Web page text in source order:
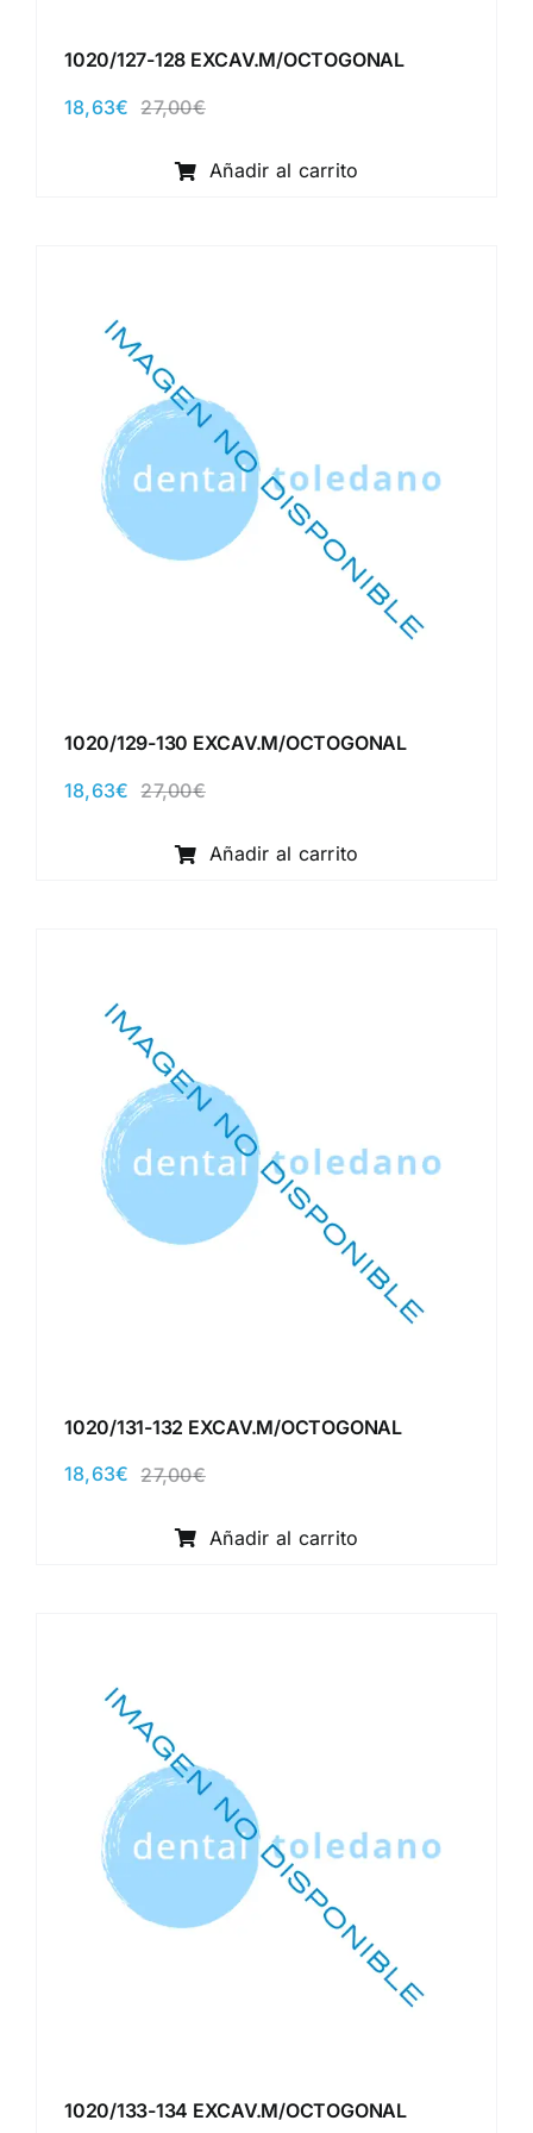
1020/127-128 EXCAV.M/OCTOGONAL
27,00€El
original
era:
18,63€
El
actual
es:
Añadir al carrito
1020/129-130 EXCAV.M/OCTOGONAL
27,00€El
original
era:
18,63€
El
actual
es:
Añadir al carrito
1020/131-132 EXCAV.M/OCTOGONAL
27,00€El
original
era:
18,63€
El
actual
es:
Añadir al carrito
1020/133-134 EXCAV.M/OCTOGONAL